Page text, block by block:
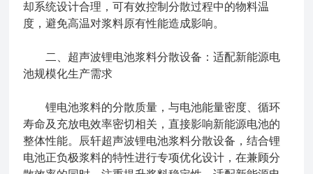
却系统设计合理，可有效控制分散过程中的物料温
度，避免高温对浆料原有性能造成影响。
二、超声波锂电池浆料分散设备：适配新能源电
池规模化生产需求
锂电池浆料的分散质量，与电池能量密度、循环
寿命及充放电效率密切相关，直接影响新能源电池的
整体性能。辰轩超声波锂电池浆料分散设备，结合锂
电池正负极浆料的特性进行专项优化设计，在兼顾分